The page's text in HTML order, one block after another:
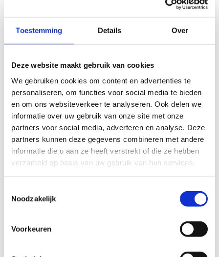
Toestemming Details Over
Deze website maakt gebruik van cookies
We gebruiken cookies om content en advertenties te
personaliseren, om functies voor social media te bieden
en om ons websiteverkeer te analyseren. Ook delen we
informatie over uw gebruik van onze site met onze
partners voor social media, adverteren en analyse. Deze
partners kunnen deze gegevens combineren met andere
informatie die u aan ze heeft verstrekt of die ze hebben
verzameld op basis van uw gebruik van hun services.
Noodzakelijk
Voorkeuren
We hebben twee ruimtes ter beschikking die voor
heel wat zaken gebruikt kunnen worden. Liever
één grote ruimte? Door de verschuifbare wand
kunnen we de twee lokalen makkelijk
smartboard&ClickShare(om draadloze
verbindingen te maken)
Afmetingen:
Vergaderzaal 1 7,5m x 4,0m + 1 digitaal
smartboard 86 inch
Vergaderzaal 2 7,5m x 4,5m + 1 digitaal
smartboard 86 inch